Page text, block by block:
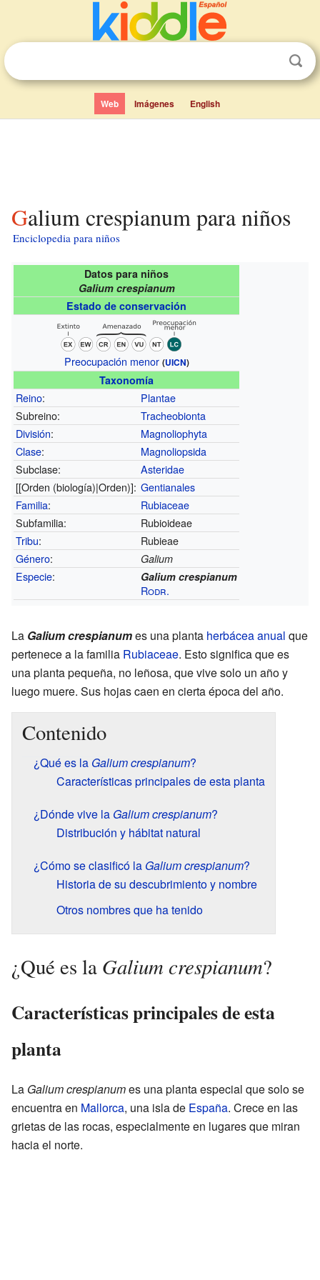
Web Imágenes English
Galium crespianum para niños
Enciclopedia para niños
Datos para niños
Galium crespianum
Estado de conservación
Preocupación menor (UICN)
Taxonomía
Reino:
Plantae
Subreino:
Tracheobionta
División:
Magnoliophyta
Clase:
Magnoliopsida
Subclase:
Asteridae
[[Orden (biología)|Orden)]: Gentianales
Familia:
Rubiaceae
Subfamilia:
Rubioideae
Tribu:
Rubieae
Género: Galium
Especie: Galium crespianum
Rodr.
La Galium crespianumes una planta herbáceaanual que
pertenece a la familia Rubiaceae. Esto significa que es
una planta pequeña, no leñosa, que vive solo un año y
luego muere. Sus hojas caen en cierta época del año.
Contenido
¿Qué es la Galium crespianum?
Características principales de esta planta
¿Dónde vive la Galium crespianum?
Distribución y hábitat natural
¿Cómo se clasificó la Galium crespianum?
Historia de su descubrimiento y nombre
Otros nombres que ha tenido
¿Qué es la Galium crespianum?
Características principales de esta
planta
La Galium crespianumes una planta especial que solo se
encuentra en Mallorca, una isla de España. Crece en las
grietas de las rocas, especialmente en lugares que miran
hacia el norte.